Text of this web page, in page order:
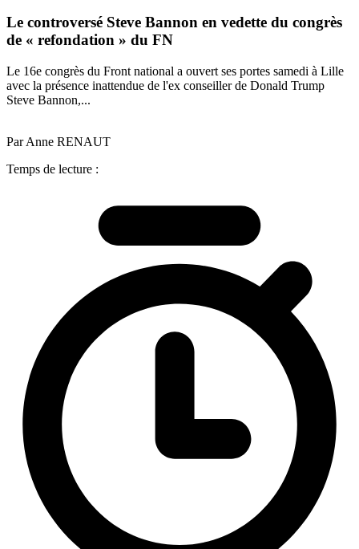
Le controversé Steve Bannon en vedette du congrès
de « refondation » du FN
Le 16e congrès du Front national a ouvert ses portes samedi à Lille
avec la présence inattendue de l'ex conseiller de Donald Trump
Steve Bannon,...
Par Anne RENAUT
Temps de lecture :